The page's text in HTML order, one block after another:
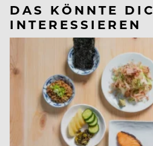
DAS KÖNNTE
INTERESSIEREN